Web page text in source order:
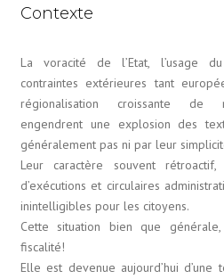
Contexte
La voracité de l’Etat, l’usage
contraintes extérieures tant
régionalisation croissante de
engendrent une explosion des
généralement pas ni par leur
Leur caractère souvent
d’exécutions et circulaires
inintelligibles pour les citoyens.
Cette situation bien que
fiscalité!
Elle est devenue aujourd’hui